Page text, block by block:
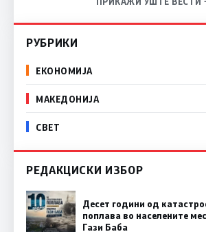
РУБРИКИ
ЕКОНОМИЈА
МАКЕДОНИЈА
СВЕТ
РЕДАКЦИСКИ ИЗБОР
Десет години од
поплава во населените
Гази Баба